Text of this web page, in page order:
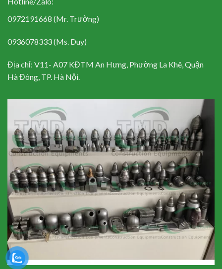
0972191668 (Mr. Trường)
0936078333 (Ms. Duy)
Địa chỉ: V11- A07 KĐTM An Hưng, Phường La Khê, Quận
Hà Đông, TP. Hà Nội.